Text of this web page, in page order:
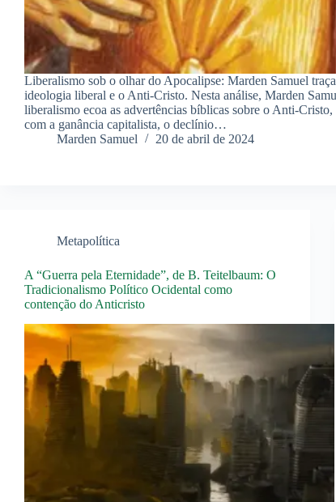
Liberalismo sob o olhar do Apocalipse: Marden Samuel
ideologia liberal e o Anti-Cristo. Nesta análise, Marden
liberalismo ecoa as advertências bíblicas sobre o Anti-Cristo,
com a ganância capitalista, o declínio…
Marden Samuel
20 de abril de 2024
Metapolítica
A “Guerra pela Eternidade”, de B. Teitelbaum: O
Tradicionalismo Político Ocidental como
contenção do Anticristo